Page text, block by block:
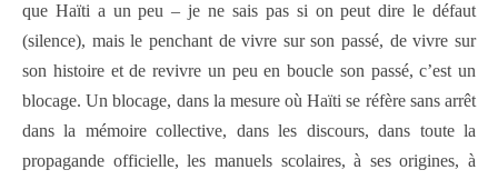
que Haïti a un peu – je ne sais pas si on peut dire le défaut
(silence), mais le penchant de vivre sur son passé, de vivre sur
son histoire et de revivre un peu en boucle son passé, c’est un
blocage. Un blocage, dans la mesure où Haïti se réfère sans arrêt
dans la mémoire collective, dans les discours, dans toute la
propagande officielle, les manuels scolaires, à ses origines, à